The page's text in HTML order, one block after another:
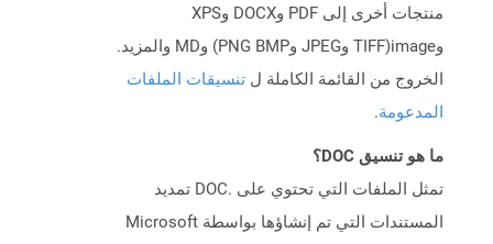
منتجات أخرى إلى PDF وDOCX وXPS
وimage(TIFF وJPEG وPNG BMP) وMD والمزيد.
الخروج من القائمة الكاملة ل تنسيقات الملفات
المدعومة.
ما هو تنسيق DOC؟
تمثل الملفات التي تحتوي على .DOC تمديد
المستندات التي تم إنشاؤها بواسطة Microsoft